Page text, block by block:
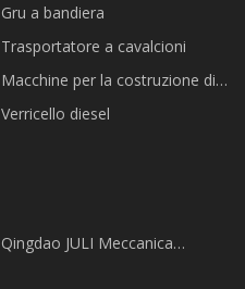
Gru a bandiera
Trasportatore a cavalcioni
Macchine per la costruzione di
ponti
Verricello diesel
Qingdao JULI Meccanica